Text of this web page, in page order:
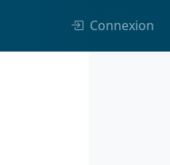
Connexion